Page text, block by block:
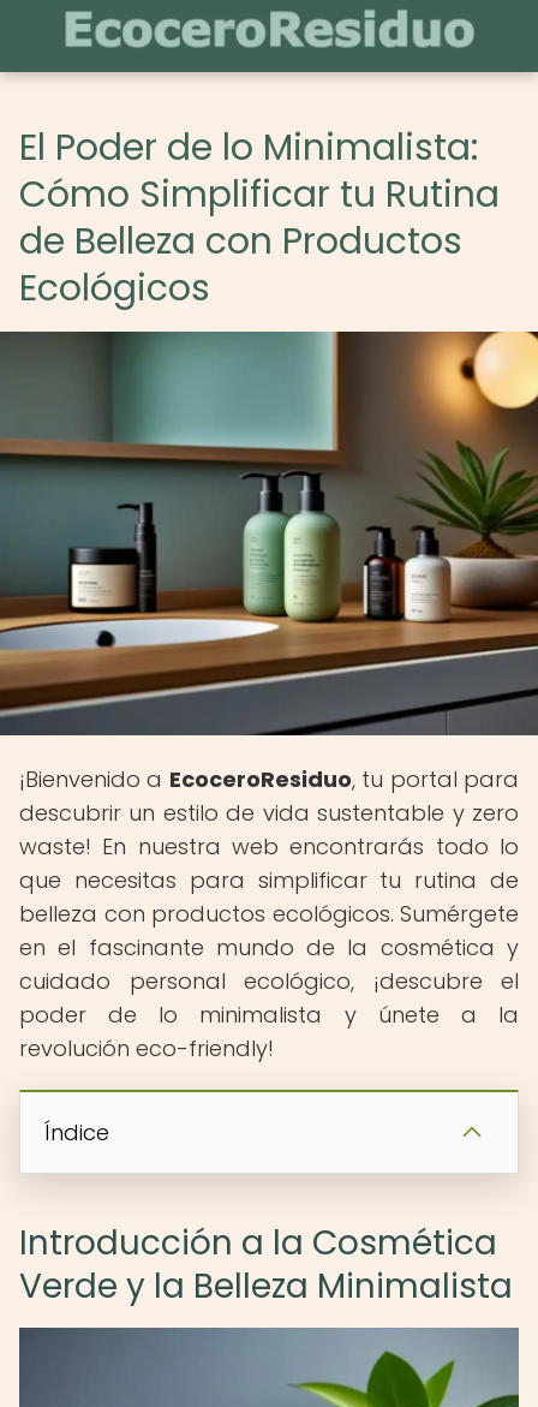
El Poder de lo Minimalista:
Cómo Simplificar tu Rutina
de Belleza con Productos
Ecológicos
¡Bienvenido a EcoceroResiduo, tu portal para
descubrir un estilo de vida sustentable y zero
waste! En nuestra web encontrarás todo lo
que necesitas para simplificar tu rutina de
belleza con productos ecológicos. Sumérgete
en el fascinante mundo de la cosmética y
cuidado personal ecológico, ¡descubre el
poder de lo minimalista y únete a la
revolución eco-friendly!
Índice
Introducción a la Cosmética
Verde y la Belleza Minimalista